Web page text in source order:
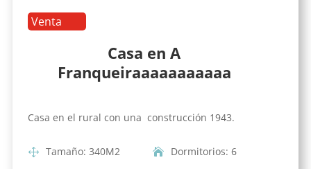
Venta
Casa en A
Franqueiraaaaaaaaaaa
Casa en el rural con una construcción 1943.
Tamaño: 340M2 Dormitorios: 6